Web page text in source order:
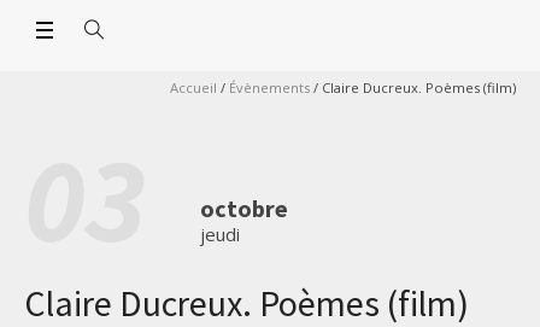
Accueil / Évènements / Claire Ducreux. Poèmes (film)
octobre
jeudi
Claire Ducreux. Poèmes (film)